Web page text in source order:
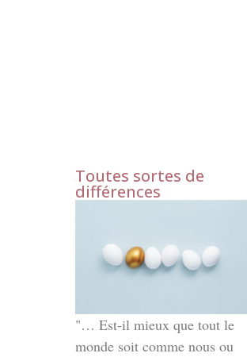
Toutes sortes de
différences
"… Est-il mieux que tout le
monde soit comme nous ou